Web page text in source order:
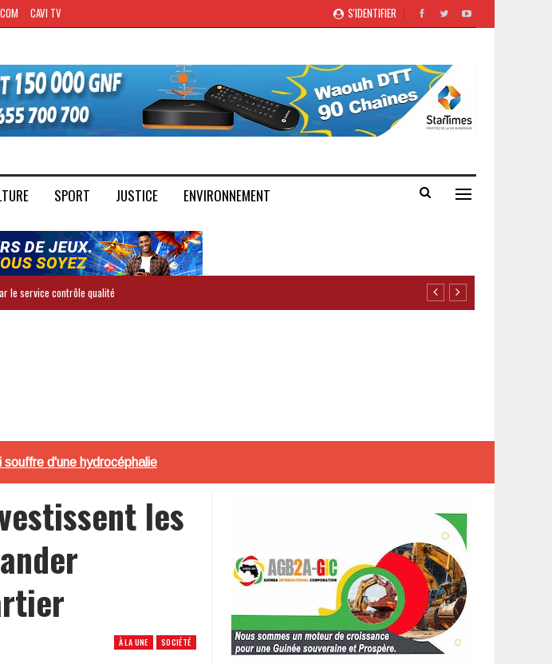
S'IDENTIFIER
CAVI TV
SPORT JUSTICE ENVIRONNEMENT
le service contrôle qualité
souffre d'une hydrocéphalie
les
À LA UNE SOCIÉTÉ